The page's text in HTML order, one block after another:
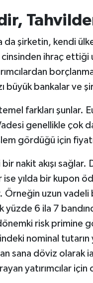
şirketin, kendi
cinsinden ihraç
büyük bankalar ve
farkları
genellikle çok
gördüğü için
nakit akışı
yılda bir kupon
Örneğin uzun
yüzde 6 ila 7
risk
nominal tutarın
sana döviz
yatırımcılar için